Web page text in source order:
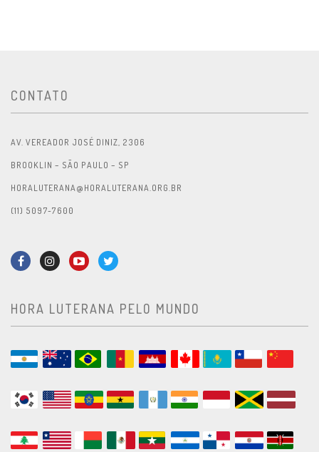
CONTATO
AV. VEREADOR JOSÉ DINIZ, 2306
BROOKLIN – SÃO PAULO – SP
HORALUTERANA@HORALUTERANA.ORG.BR
(11) 5097-7600
HORA LUTERANA PELO MUNDO